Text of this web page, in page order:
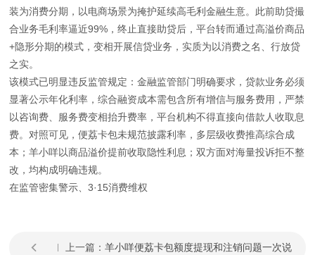
装为消费分期，以电商场景为掩护延续高毛利金融生意。此前助贷撮
合业务毛利率逼近99%，终止直接助贷后，平台转而通过高溢价商品
+隐形分期的模式，变相开展信贷业务，实质为以消费之名、行放贷
之实。
该模式已明显违反监管规定：金融监管部门明确要求，贷款业务必须
显著公示年化利率，综合融资成本需包含所有增信与服务费用，严禁
以咨询费、服务费变相抬升费率，平台机构不得直接向借款人收取息
费。对照可见，便荔卡包未规范披露利率，多层级收费推高综合成
本；羊小咩以商品溢价提前收取隐性利息；双方面对海量投诉拒不整
改，均构成明确违规。
在监管密集警示、3·15消费维权
上一篇：羊小咩便荔卡包额度提现和注销问题一次说